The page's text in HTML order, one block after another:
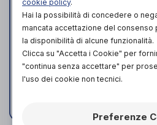
standard ad
autospinta Practica
Easy P
diIntermed
PRODOTTO
ATTUALMENTE NON
DISPONIBILE
cookie policy.
Hai la possibilità di concedere o
mancata accettazione del
la disponibilità di alcune funzionalità.
Clicca su "Accetta i Cookie" per
"continua senza accettare" per
l'uso dei cookie non tecnici.
Preferenze